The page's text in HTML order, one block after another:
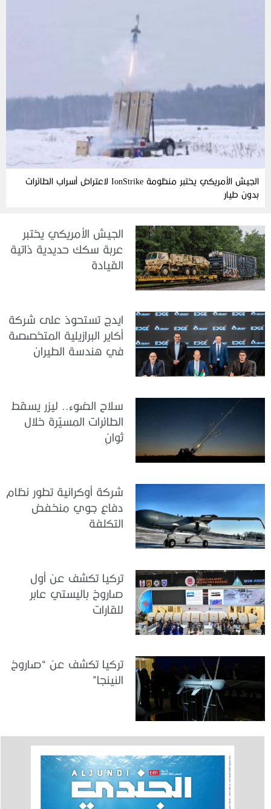
الجيش الأمريكي يختبر منظومة IonStrike لاعتراض أسراب الطائرات
بدون طيار
الجيش الأمريكي يختبر
عربة سكك حديدية ذاتية
القيادة
ايدج تستحوذ على شركة
أكاير البرازيلية المتخصصة
في هندسة الطيران
سلاح الضوء.. ليزر يسقط
الطائرات المسيّرة خلال
ثوانٍ
شركة أوكرانية تطور نظام
دفاع جوي منخفض
التكلفة
تركيا تكشف عن أول
صاروخ باليستي عابر
للقارات
تركيا تكشف عن “صاروخ
النينجا”